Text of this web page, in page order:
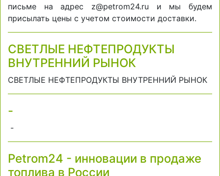
письме на адрес z@petrom24.ru и мы будем
присылать цены с учетом стоимости доставки.
СВЕТЛЫЕ НЕФТЕПРОДУКТЫ
ВНУТРЕННИЙ РЫНОК
СВЕТЛЫЕ НЕФТЕПРОДУКТЫ ВНУТРЕННИЙ РЫНОК
-
-
Petrom24 - инновации в продаже
топлива в России